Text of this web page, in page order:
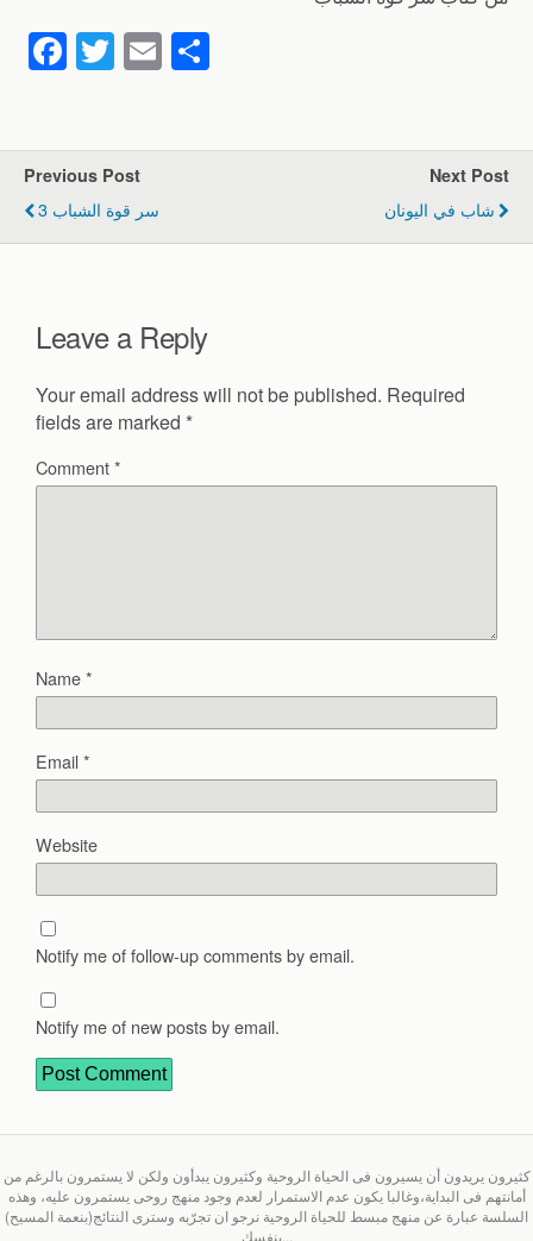
F
a
e
b
o
T
wi
er
E
m
e
Previous Post
سر قوة الشباب 3
Next Post
شاب في اليونان
Leave a Reply
Your email address will not be published. Required
fields are marked *
Comment*
Name*
Email*
Website
Notify me of follow-up comments by email.
Notify me of new posts by email.
كثيرون يريدون أن يسيرون فى الحياة الروحية وكثيرون يبدأون ولكن لا يستمرون بالرغم من
أمانتهم فى البداية،وغالبا يكون عدم الاستمرار لعدم وجود منهج روحى يستمرون عليه، وهذه
السلسة عبارة عن منهج مبسط للحياة الروحية نرجو ان تجرّبه وسترى النتائج(بنعمة المسيح)
بنفسك...